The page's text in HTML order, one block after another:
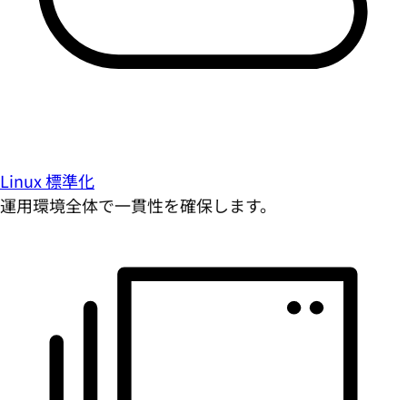
Linux 標準化
運用環境全体で一貫性を確保します。